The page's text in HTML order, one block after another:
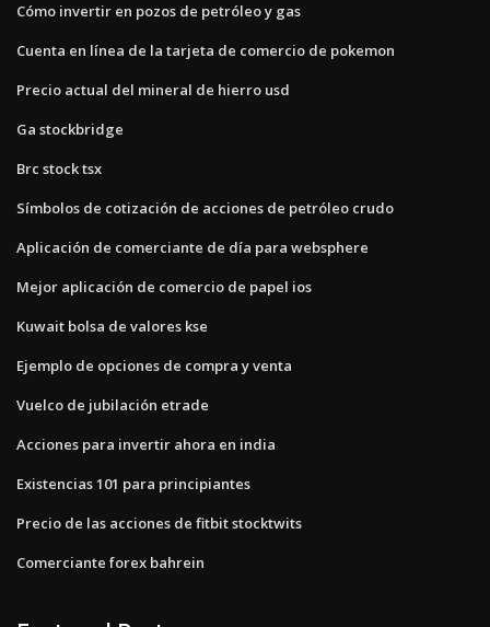
Cómo invertir en pozos de petróleo y gas
Cuenta en línea de la tarjeta de comercio de pokemon
Precio actual del mineral de hierro usd
Ga stockbridge
Brc stock tsx
Símbolos de cotización de acciones de petróleo crudo
Aplicación de comerciante de día para websphere
Mejor aplicación de comercio de papel ios
Kuwait bolsa de valores kse
Ejemplo de opciones de compra y venta
Vuelco de jubilación etrade
Acciones para invertir ahora en india
Existencias 101 para principiantes
Precio de las acciones de fitbit stocktwits
Comerciante forex bahrein